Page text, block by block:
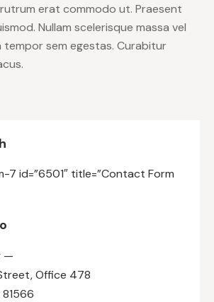
erat commodo ut. Praesent
Nullam scelerisque massa vel
tempor sem egestas. Curabitur
id=”6501″ title=”Contact Form
—
Office 478
81566